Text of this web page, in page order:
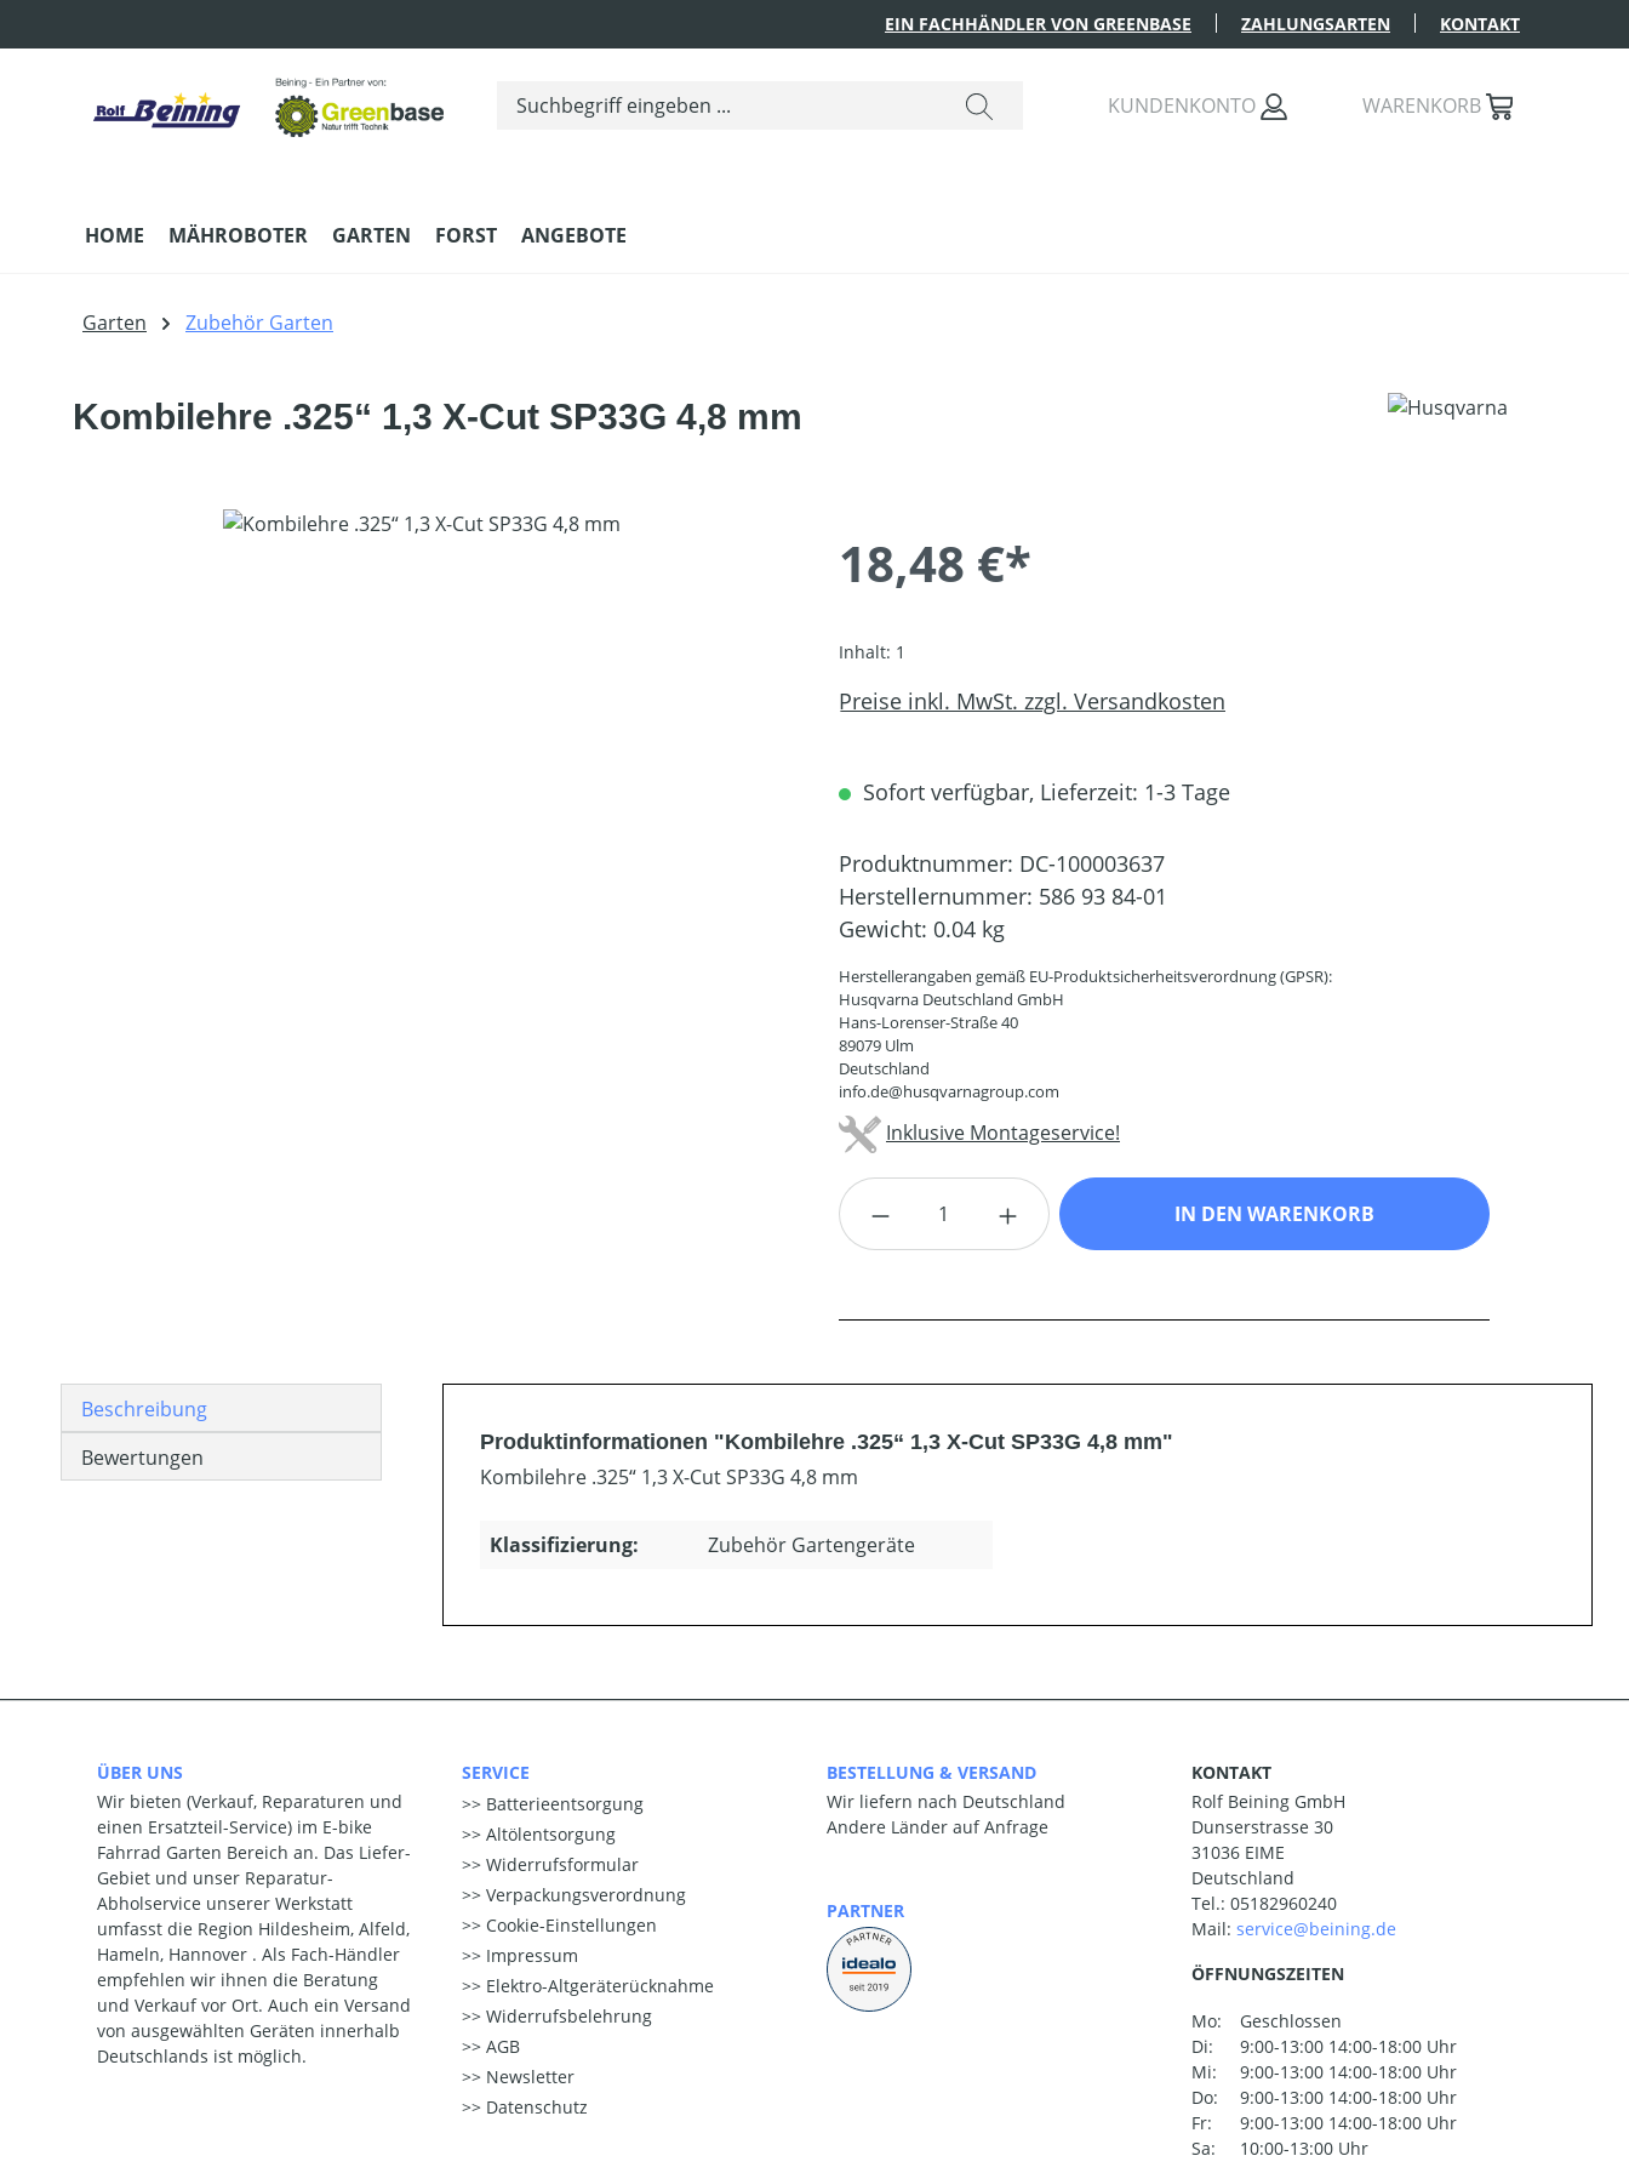
EIN FACHHÄNDLER VON GREENBASE ZAHLUNGSARTEN KONTAKT
KUNDENKONTO WARENKORB
HOME MÄHROBOTER GARTEN FORST ANGEBOTE
Garten Zubehör Garten
Kombilehre .325“ 1,3 X-Cut SP33G 4,8 mm
Bildergalerie überspringen
18,48 €*
Inhalt: 1
Preise inkl. MwSt. zzgl. Versandkosten
Sofort verfügbar, Lieferzeit: 1-3 Tage
Produktnummer: DC-100003637
Herstellernummer: 586 93 84-01
Gewicht: 0.04 kg
Herstellerangaben gemäß EU-Produktsicherheitsverordnung (GPSR):
Husqvarna Deutschland GmbH
Hans-Lorenser-Straße 40
89079 Ulm
Deutschland
info.de@husqvarnagroup.com
Inklusive Montageservice!
Produkt Anzahl: Gib den gewünschten Wert ein oder
IN DEN WARENKORB
Beschreibung
Bewertungen
Produktinformationen "Kombilehre .325“ 1,3 X-Cut SP33G 4,8 mm"
Kombilehre .325“ 1,3 X-Cut SP33G 4,8 mm
Klassifizierung: Zubehör Gartengeräte
ÜBER UNS
Wir bieten (Verkauf, Reparaturen und
einen Ersatzteil-Service) im E-bike
Fahrrad Garten Bereich an. Das Liefer-
Gebiet und unser Reparatur-
Abholservice unserer Werkstatt
umfasst die Region Hildesheim, Alfeld,
Hameln, Hannover . Als Fach-Händler
empfehlen wir ihnen die Beratung
und Verkauf vor Ort. Auch ein Versand
von ausgewählten Geräten innerhalb
Deutschlands ist möglich.
SERVICE
Batterieentsorgung
Altölentsorgung
Widerrufsformular
Verpackungsverordnung
Cookie-Einstellungen
Impressum
Elektro-Altgeräterücknahme
Widerrufsbelehrung
AGB
Newsletter
Datenschutz
BESTELLUNG & VERSAND
Wir liefern nach Deutschland
Andere Länder auf Anfrage
PARTNER
KONTAKT
Rolf Beining GmbH
Dunserstrasse 30
31036 EIME
Deutschland
Tel.: 05182960240
Mail:
ÖFFNUNGSZEITEN
Mo:
Geschlossen
Di:
9:00-13:00 14:00-18:00 Uhr
Mi:
9:00-13:00 14:00-18:00 Uhr
Do:
9:00-13:00 14:00-18:00 Uhr
Fr:
9:00-13:00 14:00-18:00 Uhr
Sa:
10:00-13:00 Uhr